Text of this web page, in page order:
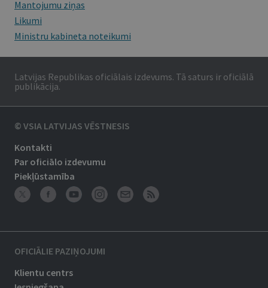
Mantojumu ziņas
Likumi
Ministru kabineta noteikumi
Latvijas Republikas oficiālais izdevums. Tā saturs ir oficiālā
publikācija.
© VSIA LATVIJAS VĒSTNESIS
Kontakti
Par oficiālo izdevumu
Piekļūstamība
OFICIĀLIE PAZIŅOJUMI
Klientu centrs